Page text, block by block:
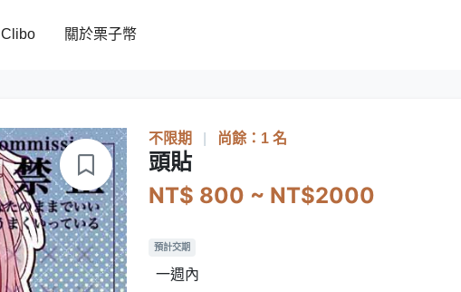
關於栗子幣
不限期 尚餘：1 名
頭貼
NT$ 800 ~ NT$2000
預計交期
一週內